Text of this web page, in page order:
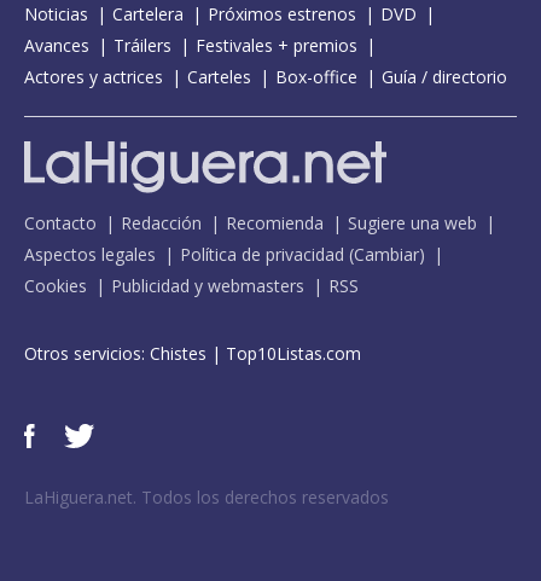
Noticias Cartelera Próximos estrenos
DVD
Avances
Tráilers
Festivales + premios
Actores y actrices
Carteles Box-office Guía / directorio
Contacto Redacción Recomienda
Sugiere una web
Aspectos legales
Política de privacidad (Cambiar)
Cookies
Publicidad y webmasters RSS
Otros servicios: Chistes | Top10Listas.com
LaHiguera.net. Todos los derechos reservados